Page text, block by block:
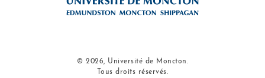
© 2026, Université de Moncton.
Tous droits réservés.